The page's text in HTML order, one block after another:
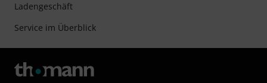
Ladengeschäft
Service im Überblick